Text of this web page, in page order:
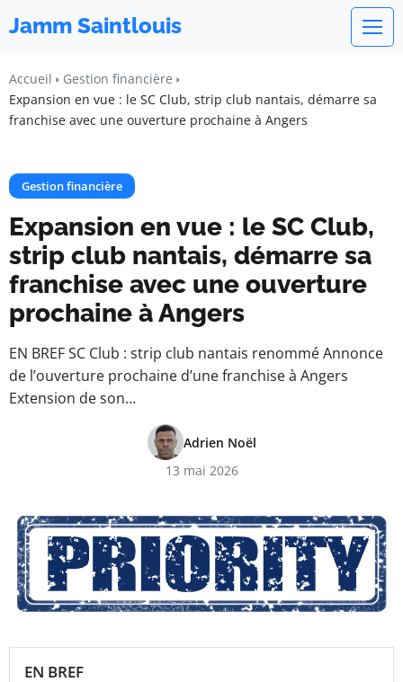
Jamm Saintlouis
Accueil
Gestion financière
Expansion en vue : le SC Club, strip club nantais, démarre sa
franchise avec une ouverture prochaine à Angers
Gestion financière
Expansion en vue : le SC Club,
strip club nantais, démarre sa
franchise avec une ouverture
prochaine à Angers
EN BREF SC Club : strip club nantais renommé Annonce
de l’ouverture prochaine d’une franchise à Angers
Extension de son…
Adrien Noël
13 mai 2026
EN BREF